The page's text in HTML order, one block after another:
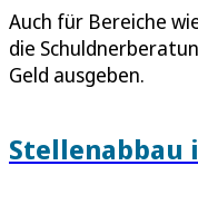
Auch für Bereiche
die
Geld ausgeben.
Stellenabbau